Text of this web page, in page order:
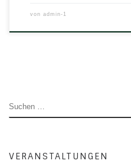
von admin-1
SUCHE
VERANSTALTUNGEN